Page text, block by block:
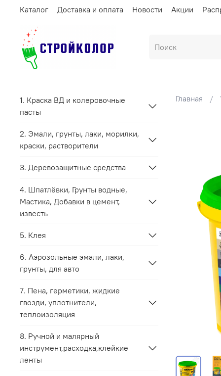
Каталог Доставка и оплата Новости Акции
Главная
1. Краска ВД и колеровочные
пасты
2. Эмали, грунты, лаки, морилки,
краски, растворители
3. Деревозащитные средства
4. Шпатлёвки, Грунты водные,
Мастика, Добавки в цемент,
известь
5. Клея
6. Аэрозольные эмали, лаки,
грунты, для авто
7. Пена, герметики, жидкие
гвозди, уплотнители,
теплоизоляция
8. Ручной и малярный
инструмент,расходка,клейкие
ленты